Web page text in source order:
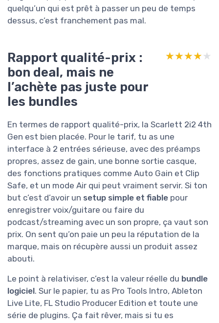
quelqu’un qui est prêt à passer un peu de temps
dessus, c’est franchement pas mal.
Rapport qualité-prix :
bon deal, mais ne
l’achète pas juste pour
les bundles
★★★★★
★★★★★
En termes de rapport qualité-prix, la Scarlett 2i2 4th
Gen est bien placée. Pour le tarif, tu as une
interface à 2 entrées sérieuse, avec des préamps
propres, assez de gain, une bonne sortie casque,
des fonctions pratiques comme Auto Gain et Clip
Safe, et un mode Air qui peut vraiment servir. Si ton
but c’est d’avoir un setup simple et fiable pour
enregistrer voix/guitare ou faire du
podcast/streaming avec un son propre, ça vaut son
prix. On sent qu’on paie un peu la réputation de la
marque, mais on récupère aussi un produit assez
abouti.
Le point à relativiser, c’est la valeur réelle du bundle
logiciel. Sur le papier, tu as Pro Tools Intro, Ableton
Live Lite, FL Studio Producer Edition et toute une
série de plugins. Ça fait rêver, mais si tu es